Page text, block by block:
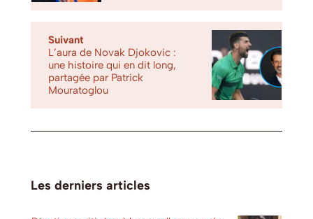
Suivant
L’aura de Novak Djokovic :
une histoire qui en dit long,
partagée par Patrick
Mouratoglou
Les derniers articles